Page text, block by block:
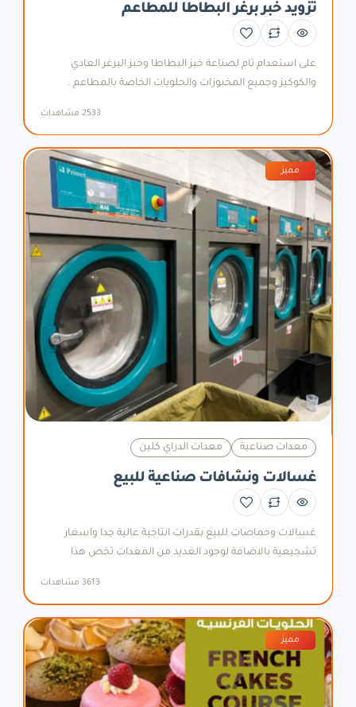
تزويد خبر برغر البطاطا للمطاعم
على استعدام تام لصناعة خبز البطاطا وخبز البرغر العادي
والكوكيز وجميع المخبوزات والحلويات الخاصة بالمطاعم .
2533 مشاهدات
مميز
معدات صناعية معدات الدراي كلين
غسالات ونشافات صناعية للبيع
غسالات وحماصات للبيع بقدرات انتاجية عالية جدا واسعار
تشجيعية بالاضافة لوجود العديد من المعدات تخص هذا
3613 مشاهدات
مميز